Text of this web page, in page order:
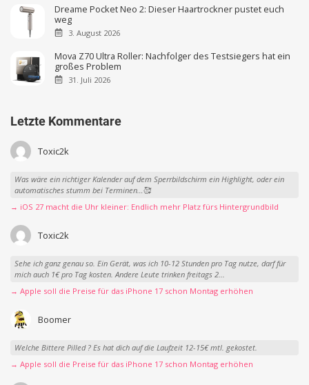
Dreame Pocket Neo 2: Dieser Haartrockner pustet euch
weg
3. August 2026
Mova Z70 Ultra Roller: Nachfolger des Testsiegers hat ein
großes Problem
31. Juli 2026
Letzte Kommentare
Toxic2k
Was wäre ein richtiger Kalender auf dem Sperrbildschirm ein Highlight, oder ein
automatisches stumm bei Terminen…🥰
→ iOS 27 macht die Uhr kleiner: Endlich mehr Platz fürs Hintergrundbild
Toxic2k
Sehe ich ganz genau so. Ein Gerät, was ich 10-12 Stunden pro Tag nutze, darf für
mich auch 1€ pro Tag kosten. Andere Leute trinken freitags 2...
→ Apple soll die Preise für das iPhone 17 schon Montag erhöhen
Boomer
Welche Bittere Pilled ? Es hat dich auf die Laufzeit 12-15€ mtl. gekostet.
→ Apple soll die Preise für das iPhone 17 schon Montag erhöhen